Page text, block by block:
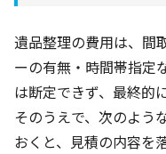
遺品整理の費用は、間
ーの有無・時間帯指定
は断定できず、最終的
そのうえで、次のよう
おくと、見積の内容を